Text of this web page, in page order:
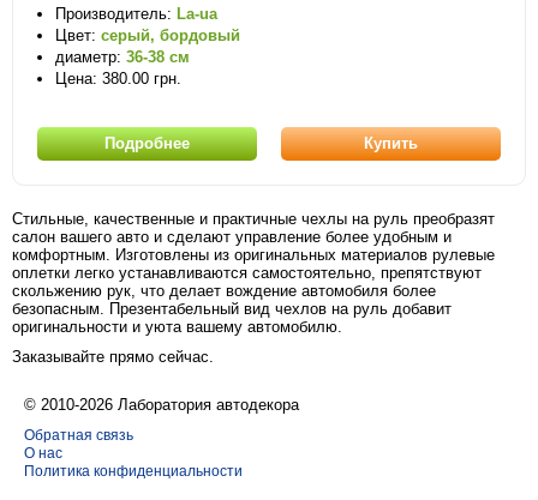
Производитель: La-ua
Цвет: серый, бордовый
диаметр: 36-38 см
Цена: 380.00 грн.
Подробнее Купить
Стильные, качественные и практичные чехлы на руль преобразят
салон вашего авто и сделают управление более удобным и
комфортным. Изготовлены из оригинальных материалов рулевые
оплетки легко устанавливаются самостоятельно, препятствуют
скольжению рук, что делает вождение автомобиля более
безопасным. Презентабельный вид чехлов на руль добавит
оригинальности и уюта вашему автомобилю.
Заказывайте прямо сейчас.
© 2010-2026 Лаборатория автодекора
Обратная связь
О нас
Политика конфиденциальности